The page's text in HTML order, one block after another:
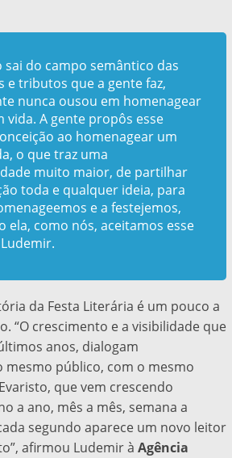
sai do campo semântico das
e tributos que a gente faz,
nunca ousou em homenagear
vida. A gente propôs esse
ao homenagear um
o que traz uma
muito maior, de partilhar
toda e qualquer ideia, para
e a festejemos,
ela, como nós, aceitamos esse
da Festa Literária é um pouco a
“O crescimento e a visibilidade que
anos, dialogam
público, com o mesmo
que vem crescendo
a ano, mês a mês, semana a
segundo aparece um novo leitor
afirmou Ludemir à Agência